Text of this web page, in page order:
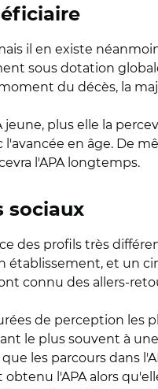
il en existe
sous dotation
du décès, la
plus elle la
en âge. De
l'APA longtemps.
sociaux
des profils très
établissement, et un
connu des allers-
de perception les
le plus souvent à
les parcours dans
l'APA alors